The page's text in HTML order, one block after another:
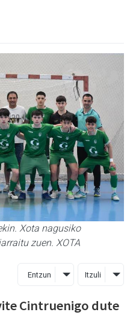
Xota nagusiko
zuen. XOTA
Entzun Itzuli
Cintruenigo dute